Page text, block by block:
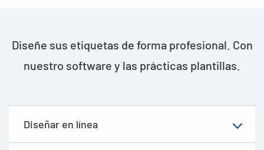
Diseñe sus etiquetas de forma profesional. Con
nuestro software y las prácticas plantillas.
Diseñar en línea